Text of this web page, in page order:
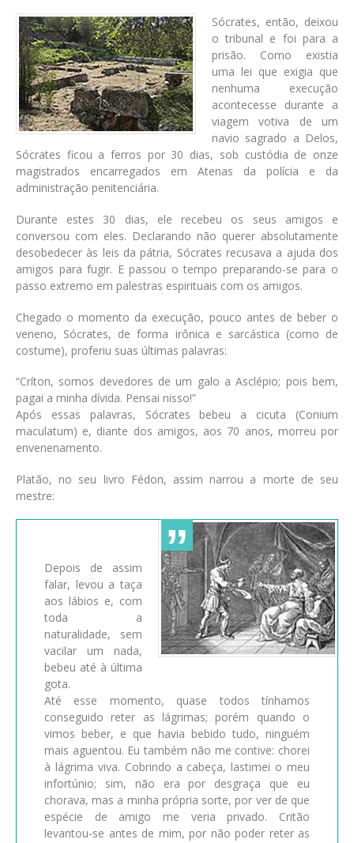
Sócrates, então, deixou
o tribunal e foi para a
prisão. Como existia
uma lei que exigia que
nenhuma execução
acontecesse durante a
viagem votiva de um
navio sagrado a Delos,
Sócrates ficou a ferros por 30 dias, sob custódia de onze
magistrados encarregados em Atenas da polícia e da
administração penitenciária.
Durante estes 30 dias, ele recebeu os seus amigos e
conversou com eles. Declarando não querer absolutamente
desobedecer às leis da pátria, Sócrates recusava a ajuda dos
amigos para fugir. E passou o tempo preparando-se para o
passo extremo em palestras espirituais com os amigos.
Chegado o momento da execução, pouco antes de beber o
veneno, Sócrates, de forma irônica e sarcástica (como de
costume), proferiu suas últimas palavras:
“Críton, somos devedores de um galo a Asclépio; pois bem,
pagai a minha dívida. Pensai nisso!”
Após essas palavras, Sócrates bebeu a cicuta (Conium
maculatum) e, diante dos amigos, aos 70 anos, morreu por
envenenamento.
Platão, no seu livro Fédon, assim narrou a morte de seu
mestre:
Depois de assim
falar, levou a taça
aos lábios e, com
toda a
naturalidade, sem
vacilar um nada,
bebeu até à última
gota.
Até esse momento, quase todos tínhamos
conseguido reter as lágrimas; porém quando o
vimos beber, e que havia bebido tudo, ninguém
mais aguentou. Eu também não me contive: chorei
à lágrima viva. Cobrindo a cabeça, lastimei o meu
infortúnio; sim, não era por desgraça que eu
chorava, mas a minha própria sorte, por ver de que
espécie de amigo me veria privado. Critão
levantou-se antes de mim, por não poder reter as